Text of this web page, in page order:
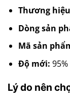
Thương
Dòng sản
Mã sản
Độ mới: 95%
Lý do nên